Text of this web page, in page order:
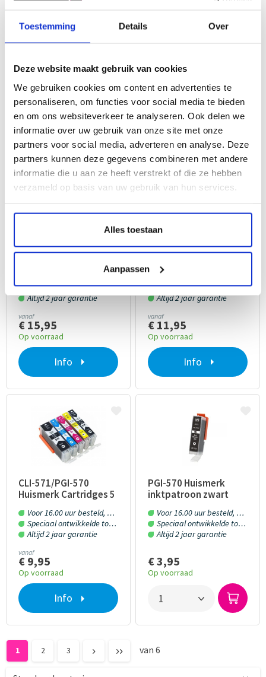
Toestemming Details Over
Deze website maakt gebruik van cookies
We gebruiken cookies om content en advertenties te
personaliseren, om functies voor social media te bieden
en om ons websiteverkeer te analyseren. Ook delen we
informatie over uw gebruik van onze site met onze
partners voor social media, adverteren en analyse. Deze
partners kunnen deze gegevens combineren met andere
informatie die u aan ze heeft verstrekt of die ze hebben
verzameld op basis van uw gebruik van hun services.
Alles toestaan
Aanpassen
Altijd zeker vande beste keuze!
zeer breed aanbod van goedkope inktpatronen en
goedkope toners. Bij ons besteld u zeer voordelig uw
verbruiksmaterialen. Vanaf € 30,00 leveren wij die binnen
Nederland gratis bij u af. Onze webshop heeft het
webwinkelkeur. Dit houdt in dat u bij MediaHolland
gegarandeerd vertrouwd en veilig shopt!
CLI-571 PGI-570
Speciaal ontwikkelde toner en inkt
Altijd 2 jaar garantie
vanaf
€ 15,95
Op voorraad
Info
CLI-571/PGI-570
stuks met chip
Voor 16.00 uur besteld, morgen in huis!
Speciaal ontwikkelde toner en inkt
Altijd 2 jaar garantie
vanaf
€ 11,95
Op voorraad
Info
CLI-571/PGI-570
Huismerk Cartridges 5
Voor 16.00 uur besteld, morgen in huis!
Speciaal ontwikkelde toner en inkt
Altijd 2 jaar garantie
vanaf
€ 9,95
Op voorraad
Info
PGI-570 Huismerk
inktpatroon zwart
Voor 16.00 uur besteld, morgen in huis!
Speciaal ontwikkelde toner en inkt
Altijd 2 jaar garantie
€ 3,95
Op voorraad
1 2 3 van 6